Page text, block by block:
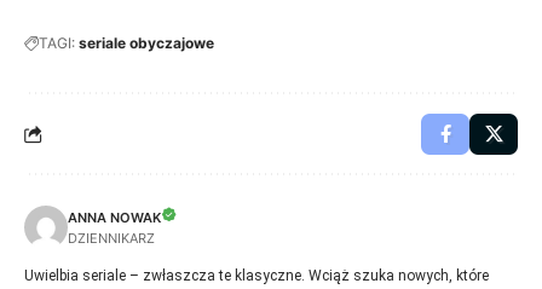
TAGI: seriale obyczajowe
ANNA NOWAK
DZIENNIKARZ
Uwielbia seriale – zwłaszcza te klasyczne. Wciąż szuka nowych, które